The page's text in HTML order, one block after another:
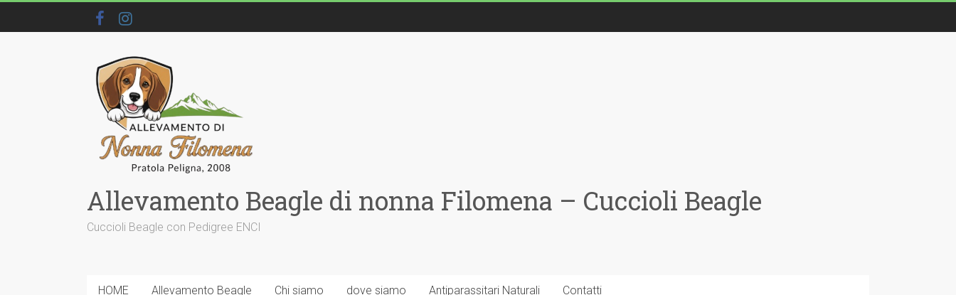
Allevamento Beagle di nonna Filomena – Cuccioli Beagle
Cuccioli Beagle con Pedigree ENCI
HOME Allevamento Beagle Chi siamo dove siamo Antiparassitari Naturali Contatti